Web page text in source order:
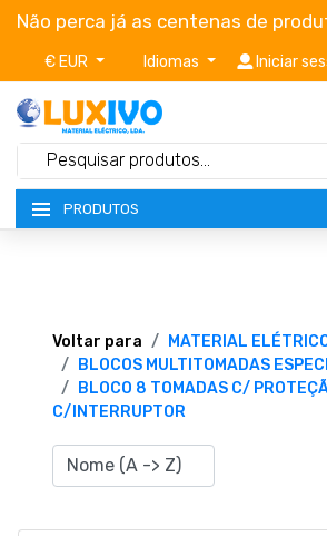
Não perca já as centenas de
€ EUR Idiomas Iniciar
PRODUTOS
TERMOS E CONDIÇÕES
CATÁLOGOS
CAMPANHAS
Voltar para
MATERIAL
BLOCOS MULTITOMADAS
BLOCO 8 TOMADAS C/
C/INTERRUPTOR